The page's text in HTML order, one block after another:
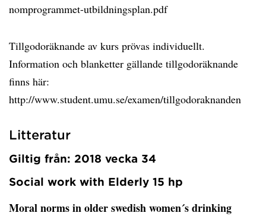
nomprogrammet-utbildningsplan.pdf
Tillgodoräknande av kurs prövas individuellt.
Information och blanketter gällande tillgodoräknande
finns här:
http://www.student.umu.se/examen/tillgodoraknanden
Litteratur
Giltig från: 2018 vecka 34
Social work with Elderly 15 hp
Moral norms in older swedish women´s drinking